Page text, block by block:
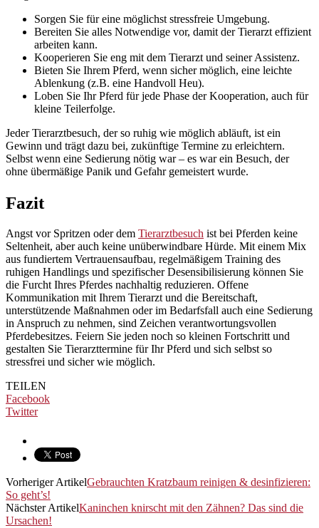
Sorgen Sie für eine möglichst stressfreie Umgebung.
Bereiten Sie alles Notwendige vor, damit der Tierarzt effizient
arbeiten kann.
Kooperieren Sie eng mit dem Tierarzt und seiner Assistenz.
Bieten Sie Ihrem Pferd, wenn sicher möglich, eine leichte
Ablenkung (z.B. eine Handvoll Heu).
Loben Sie Ihr Pferd für jede Phase der Kooperation, auch für
kleine Teilerfolge.
Jeder Tierarztbesuch, der so ruhig wie möglich abläuft, ist ein
Gewinn und trägt dazu bei, zukünftige Termine zu erleichtern.
Selbst wenn eine Sedierung nötig war – es war ein Besuch, der
ohne übermäßige Panik und Gefahr gemeistert wurde.
Fazit
Angst vor Spritzen oder dem Tierarztbesuch ist bei Pferden keine
Seltenheit, aber auch keine unüberwindbare Hürde. Mit einem Mix
aus fundiertem Vertrauensaufbau, regelmäßigem Training des
ruhigen Handlings und spezifischer Desensibilisierung können Sie
die Furcht Ihres Pferdes nachhaltig reduzieren. Offene
Kommunikation mit Ihrem Tierarzt und die Bereitschaft,
unterstützende Maßnahmen oder im Bedarfsfall auch eine Sedierung
in Anspruch zu nehmen, sind Zeichen verantwortungsvollen
Pferdebesitzes. Feiern Sie jeden noch so kleinen Fortschritt und
gestalten Sie Tierarzttermine für Ihr Pferd und sich selbst so
stressfrei und sicher wie möglich.
TEILEN
Facebook
Twitter
Vorheriger ArtikelGebrauchten Kratzbaum reinigen & desinfizieren:
So geht’s!
Nächster ArtikelKaninchen knirscht mit den Zähnen? Das sind die
Ursachen!